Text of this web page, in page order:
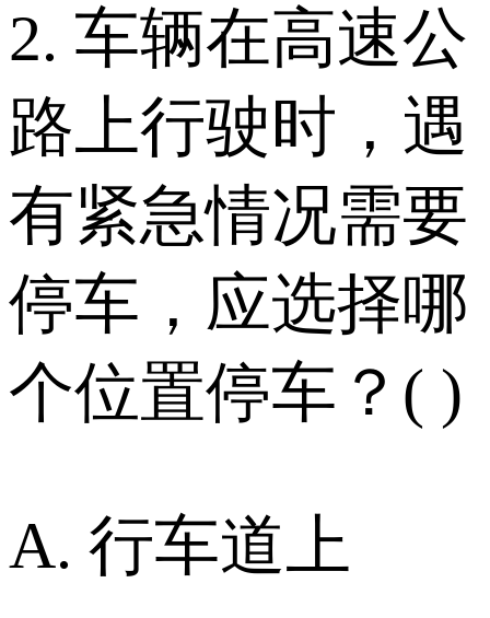
2. 车辆在高速公
路上行驶时，遇
有紧急情况需要
停车，应选择哪
个位置停车？( )
A. 行车道上